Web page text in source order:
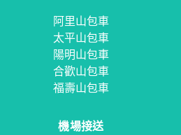
阿里山包車
太平山包車
陽明山包車
合歡山包車
福壽山包車
機場接送